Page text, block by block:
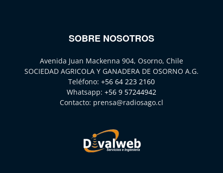
SOBRE NOSOTROS
Avenida Juan Mackenna 904, Osorno, Chile
SOCIEDAD AGRICOLA Y GANADERA DE OSORNO A.G.
Teléfono: +56 64 223 2160
Whatsapp: +56 9 57244942
Contacto: prensa@radiosago.cl